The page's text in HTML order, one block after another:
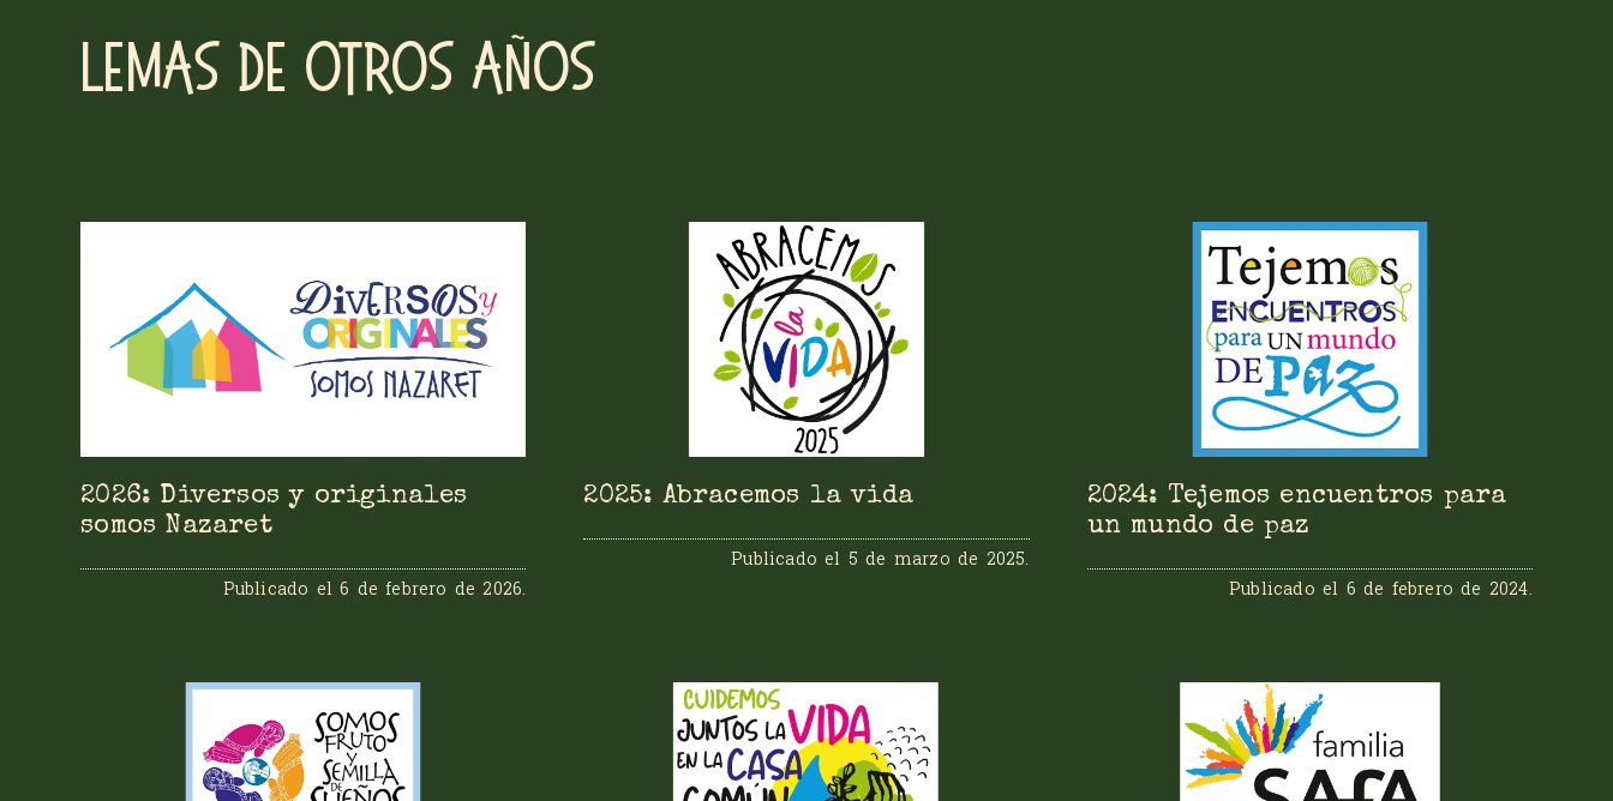
Lemas de otros años
2026: Diversos y originales
somos Nazaret
Publicado el6 de febrero de 2026.
2025: Abracemos la vida
Publicado el 5 de marzo de 2025.
2024: Tejemos encuentros para
un mundo de paz
Publicado el 6 de febrero de 2024.